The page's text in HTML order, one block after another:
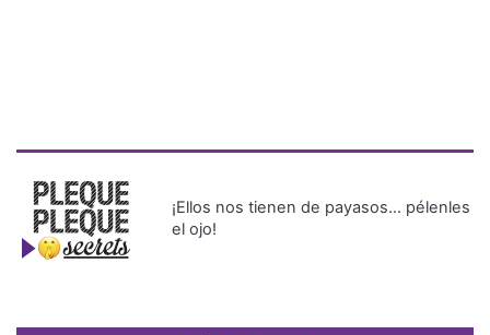
¡Ellos nos tienen de payasos… pélenles
el ojo!